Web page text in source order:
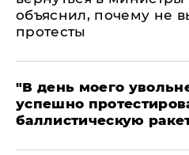
объяснил, почему не
протесты
​"В день моего
успешно
баллистическую